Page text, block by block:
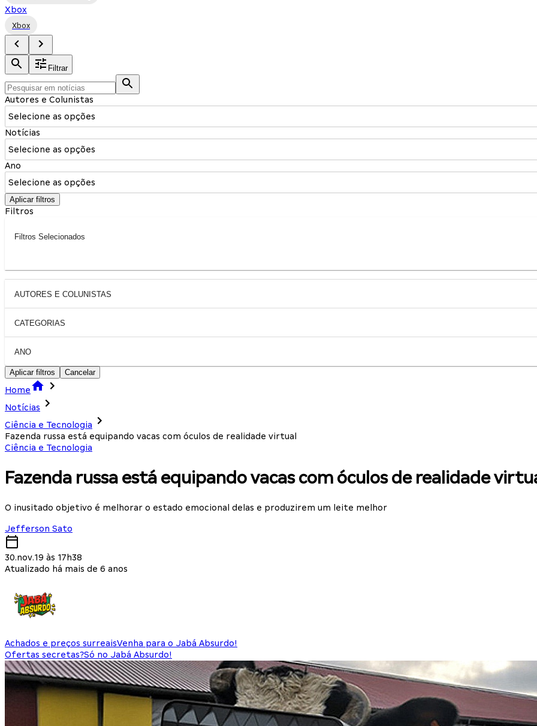
Xbox
Xbox
Filtrar
Autores e Colunistas
Selecione as opções
Notícias
Selecione as opções
Ano
Selecione as opções
Aplicar filtros
Filtros
Filtros Selecionados
AUTORES E COLUNISTAS
CATEGORIAS
ANO
Aplicar filtros Cancelar
Home
Notícias
Ciência e Tecnologia
Fazenda russa está equipando vacas com óculos de realidade virtual
Ciência e Tecnologia
Fazenda russa está equipando vacas com óculos de realidade
O inusitado objetivo é melhorar o estado emocional delas e produzirem um leite melhor
Jefferson Sato
30.nov.19 às 17h38
Atualizado há mais de 6 anos
Achados e preços surreaisVenha para o Jabá Absurdo!
Ofertas secretas?Só no Jabá Absurdo!